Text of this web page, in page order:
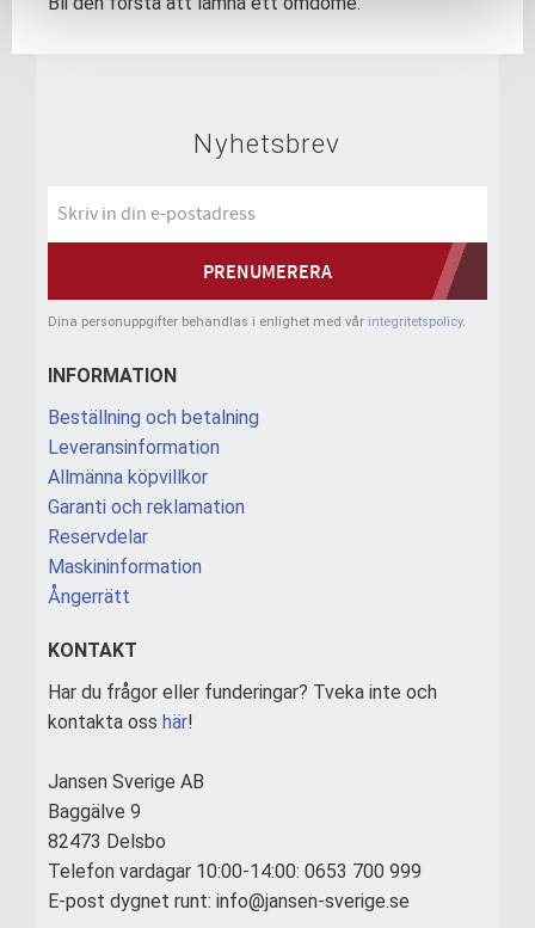
Nyhetsbrev
PRENUMERERA
Dina personuppgifter behandlas i enlighet med vår integritetspolicy.
INFORMATION
Beställning och betalning
Leveransinformation
Allmänna köpvillkor
Garanti och reklamation
Reservdelar
Maskininformation
Ångerrätt
KONTAKT
Har du frågor eller funderingar? Tveka inte och
kontakta oss här!
Jansen Sverige AB
Baggälve 9
82473 Delsbo
Telefon vardagar 10:00-14:00: 0653 700 999
E-post dygnet runt: info@jansen-sverige.se